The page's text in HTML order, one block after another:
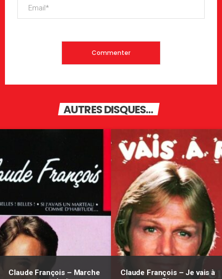
AUTRES DISQUES...
Claude François – Marche
Claude François – Je vais à